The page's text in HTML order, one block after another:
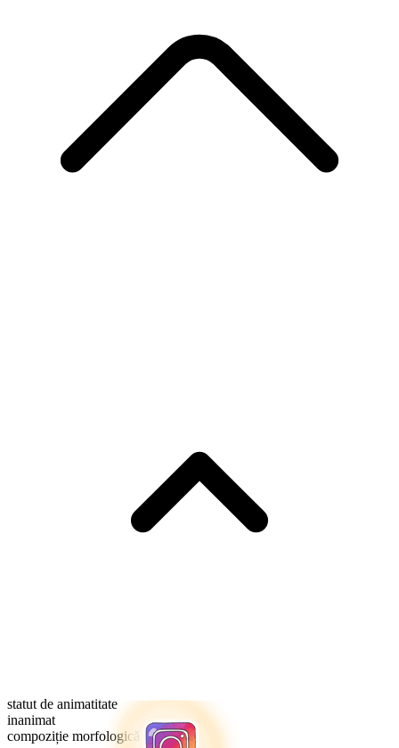
statut de animatitate
inanimat
compoziție morfologică